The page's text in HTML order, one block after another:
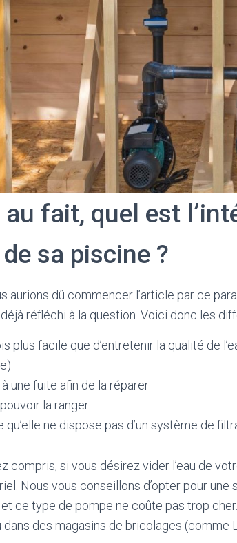
fait, quel est
de sa piscine ?
aurions dû commencer l’article par ce
réfléchi à la question. Voici donc les
plus facile que d’entretenir la qualité de
une fuite afin de la réparer
la ranger
qu’elle ne dispose pas d’un système de
compris, si vous désirez vider l’eau de
Nous vous conseillons d’opter pour une
ce type de pompe ne coûte pas trop
dans des magasins de bricolages (comme